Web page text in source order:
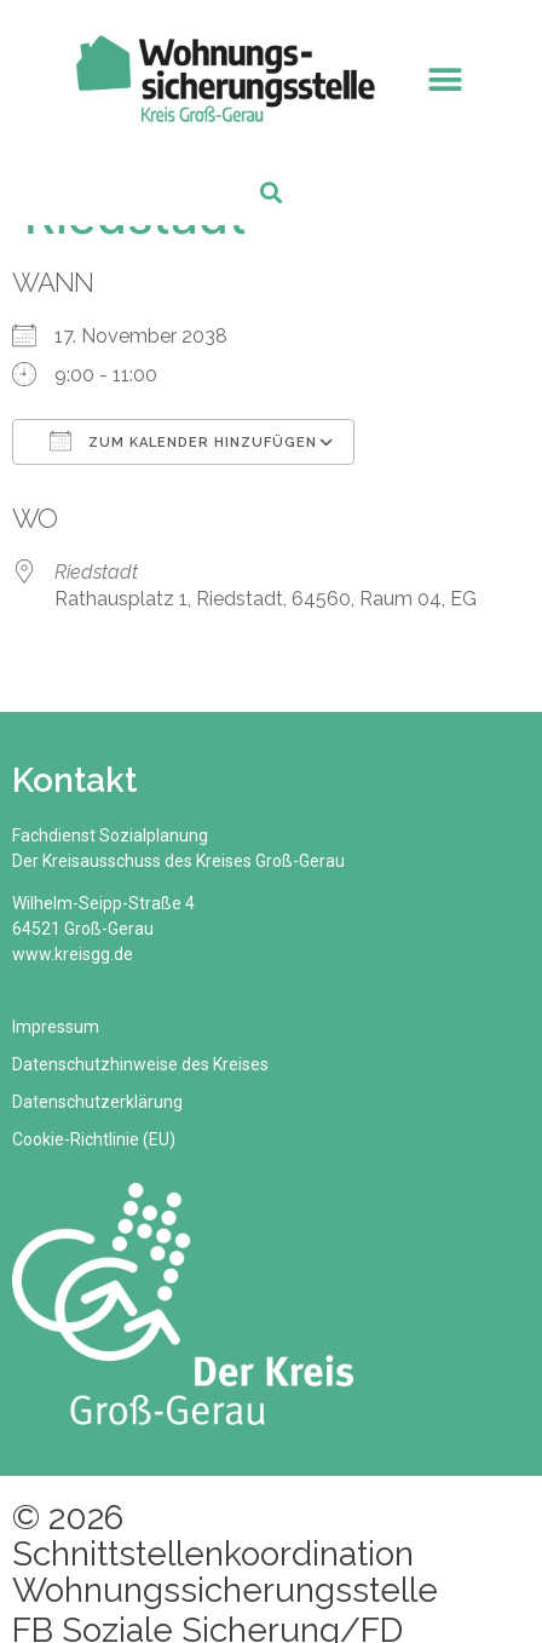
Riedstadt
WANN
17. November 2038
9:00 - 11:00
ZUM KALENDER HINZUFÜGEN
WO
Riedstadt
Rathausplatz 1, Riedstadt, 64560, Raum 04, EG
Kontakt
Fachdienst Sozialplanung
Der Kreisausschuss des Kreises Groß-Gerau
Wilhelm-Seipp-Straße 4
64521 Groß-Gerau
www.kreisgg.de
Impressum
Datenschutzhinweise des Kreises
Datenschutzerklärung
Cookie-Richtlinie (EU)
© 2026
Schnittstellenkoordination
Wohnungssicherungsstelle
FB Soziale Sicherung/FD